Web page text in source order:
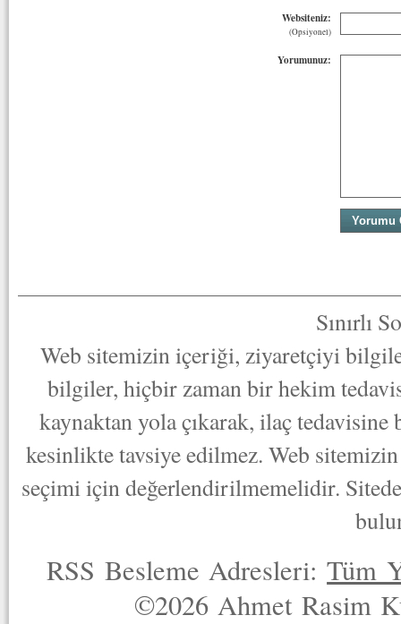
Websiteniz:
(Opsiyonel)
Yorumunuz:
Sınırlı
Web sitemizin içeriği, ziyaretçiyi
bilgiler, hiçbir zaman bir hekim
kaynaktan yola çıkarak, ilaç
kesinlikte tavsiye edilmez. Web
seçimi için değerlendirilmemelidir.
RSS Besleme Adresleri:Tüm
©2026 Ahmet Rasim